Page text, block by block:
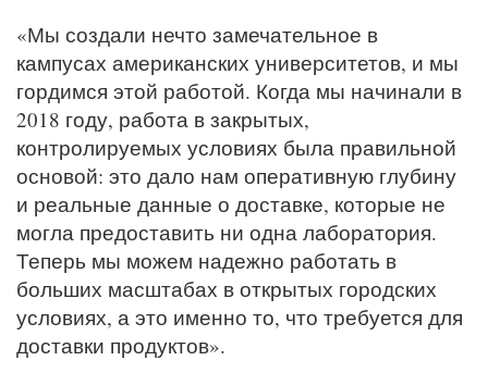
«Мы создали нечто замечательное в
кампусах американских университетов, и мы
гордимся этой работой. Когда мы начинали в
2018 году, работа в закрытых,
контролируемых условиях была правильной
основой: это дало нам оперативную глубину
и реальные данные о доставке, которые не
могла предоставить ни одна лаборатория.
Теперь мы можем надежно работать в
больших масштабах в открытых городских
условиях, а это именно то, что требуется для
доставки продуктов».